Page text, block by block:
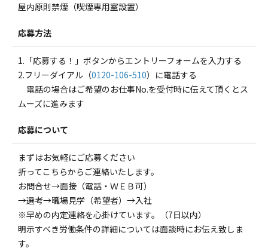
屋内原則禁煙（喫煙専用室設置）
応募方法
1.「応募する！」ボタンからエントリーフォームを入力する
2.フリーダイアル（0120-106-510）に電話する
電話の場合はご希望のお仕事No.を受付時に伝えて頂くとス
ムーズに進みます
応募について
まずはお気軽にご応募ください
折ってこちらからご連絡いたします。
お問合せ→面接（電話・ＷＥＢ可）
→選考→職場見学（希望者）→入社
※早めの内定連絡を心掛けています。（7日以内）
明示すべき労働条件の詳細については面談時にお伝え致しま
す。